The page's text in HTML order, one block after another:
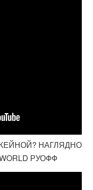
НАГЛЯДНО
РУОФФ